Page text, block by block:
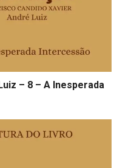
– 8 – A Inesperada